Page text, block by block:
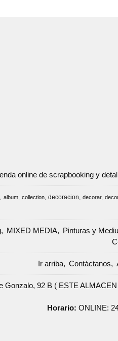
online de scrapbooking y
album collection decoracion decorar
MIXED MEDIA Pinturas y
Ir arriba Contáctanos
Gonzalo, 92 B ( ESTE
Horario:ONLINE: